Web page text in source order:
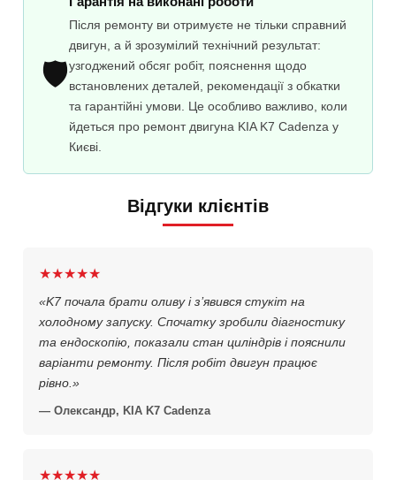
🛡️
Після ремонту ви отримуєте не тільки справний
двигун, а й зрозумілий технічний результат:
узгоджений обсяг робіт, пояснення щодо
встановлених деталей, рекомендації з обкатки
та гарантійні умови. Це особливо важливо, коли
йдеться про ремонт двигуна KIA K7 Cadenza у
Києві.
Відгуки клієнтів
★★★★★
«K7 почала брати оливу і з’явився стукіт на
холодному запуску. Спочатку зробили діагностику
та ендоскопію, показали стан циліндрів і пояснили
варіанти ремонту. Після робіт двигун працює
рівно.»
— Олександр, KIA K7 Cadenza
★★★★★